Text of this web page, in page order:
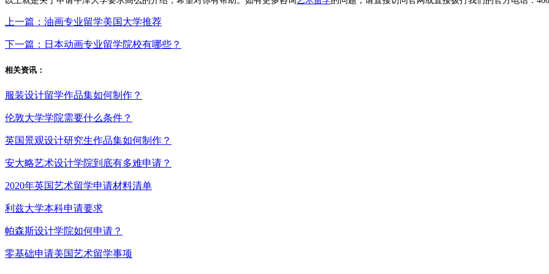
上一篇：油画专业留学美国大学推荐
下一篇：日本动画专业留学院校有哪些？
相关资讯：
服装设计留学作品集如何制作？
伦敦大学学院需要什么条件？
英国景观设计研究生作品集如何制作？
安大略艺术设计学院到底有多难申请？
2020年英国艺术留学申请材料清单
利兹大学本科申请要求
帕森斯设计学院如何申请？
零基础申请美国艺术留学事项